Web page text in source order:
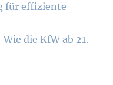
für effiziente
die KfW ab 21.